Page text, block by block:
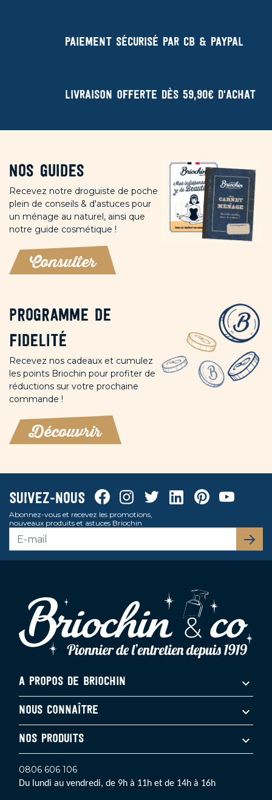
Paiement sécurisé par CB & Paypal
Livraison offerte dès 59,90€ d'achat
Nos guides
Recevez notre droguiste de poche
plein de conseils & d'astuces pour
un ménage au naturel, ainsi que
notre guide cosmétique !
Consulter
Programme de
fidelité
Recevez nos cadeaux et cumulez
les points Briochin pour profiter de
réductions sur votre prochaine
commande !
Découvrir
Suivez-nous FacebookInstagramTwitterLinkedinPinterestYoutube
Abonnez-vous et recevez les promotions,
nouveaux produits et astuces Briochin
A PROPOS DE BRIOCHIN
NOUS CONNAÎTRE
NOS PRODUITS
0806 606 106
Du lundi au vendredi, de 9h à 11h et de 14h à 16h